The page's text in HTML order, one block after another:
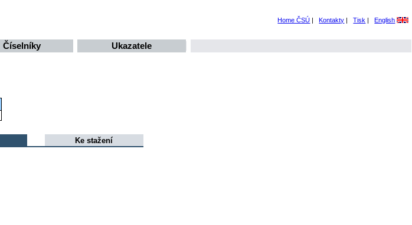
Home ČSÚ | Kontakty | Tisk | English
Číselníky Ukazatele
Ke stažení